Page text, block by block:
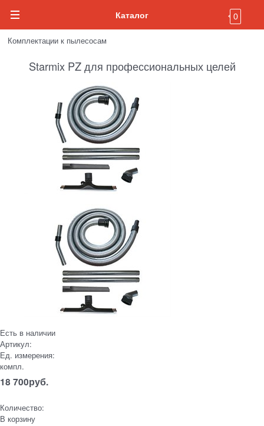
Каталог 0
Комплектации к пылесосам
Starmix PZ для профессиональных целей
Есть в наличии
Артикул:
Ед. измерения:
компл.
18 700руб.
Количество:
В корзину